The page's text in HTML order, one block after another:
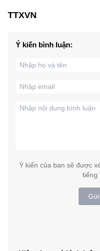
TTXVN
Ý kiến bình luận:
Ý kiến của bạn sẽ được
tiếng